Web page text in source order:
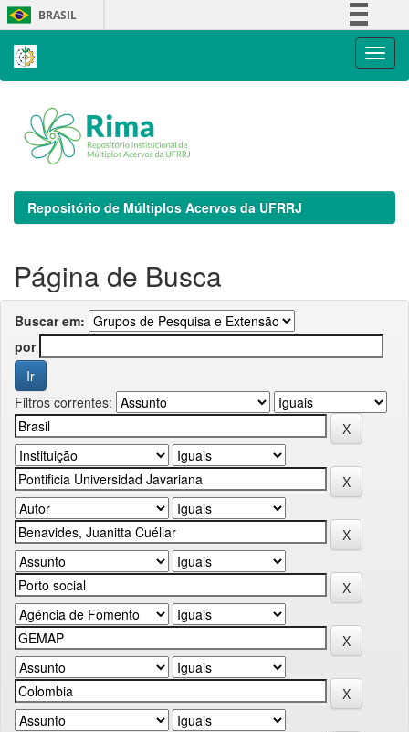
Skip
navigation
BRASIL
Repositório de Múltiplos Acervos da UFRRJ
Página de Busca
Buscar em:
por
Filtros correntes: